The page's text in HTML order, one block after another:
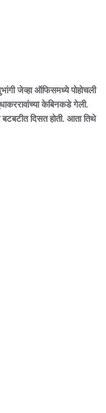
जेव्हा ऑफिसमध्ये पोहोचली
केबिनकडे गेली.
दिसत होती. आता तिथे